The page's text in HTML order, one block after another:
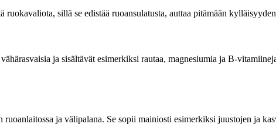
sillä se edistää ruoansulatusta, auttaa pitämään
ja sisältävät esimerkiksi rautaa, magnesiumia ja B-
ja välipalana. Se sopii mainiosti esimerkiksi juustojen ja